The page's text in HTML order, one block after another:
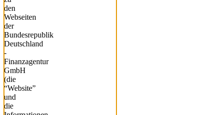
den
Webseiten
der
Bundesrepublik
Deutschland
-
Finanzagentur
GmbH
(die
“Website”
und
die